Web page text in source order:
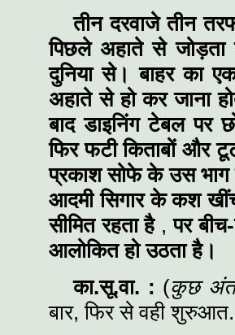
तीन दरवाजे तीन
पिछले अहाते से जोड़ता
दुनिया से। बाहर का
अहाते से हो कर जाना
बाद डाइनिंग टेबल पर
फिर फटी किताबों और
प्रकाश सोफे के उस भाग
आदमी सिगार के कश
सीमित रहता है,पर
आलोकित हो उठता है।
का.सू.वा. : (कुछ
बार, फिर से वही